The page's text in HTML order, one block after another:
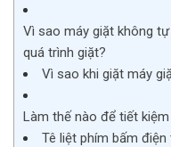
Vì sao máy giặt không
quá trình giặt?
Vì sao khi giặt máy
Làm thế nào để tiết
Tê liệt phím bấm